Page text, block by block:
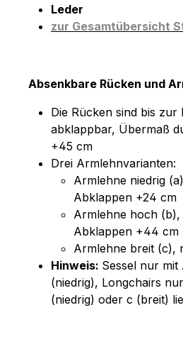
Leder
zur Gesamtübersicht
Absenkbare Rücken und
Die Rücken sind bis zur
abklappbar, Übermaß
+45 cm
Drei Armlehnvarianten:
Armlehne niedrig
Abklappen +24 cm
Armlehne hoch
Abklappen +44 cm
Armlehne breit (c),
Hinweis: Sessel nur
(niedrig), Longchairs
(niedrig) oder c (breit)